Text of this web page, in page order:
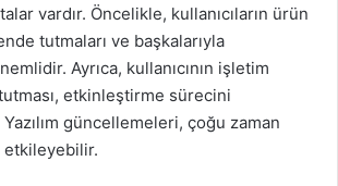
vardır. Öncelikle, kullanıcıların ürün
tutmaları ve başkalarıyla
Ayrıca, kullanıcının işletim
etkinleştirme sürecini
Yazılım güncellemeleri, çoğu zaman